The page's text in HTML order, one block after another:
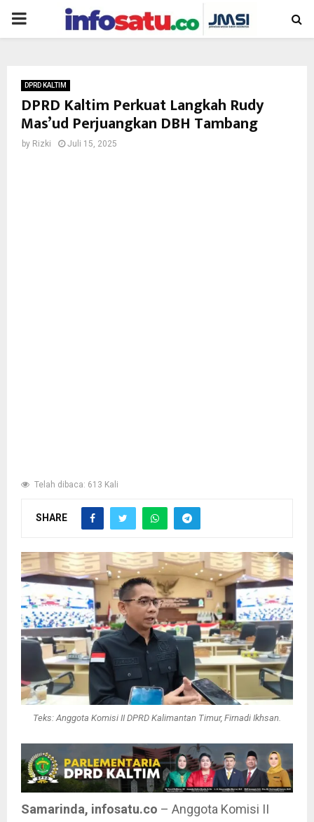
PRIMARY
DPRD KALTIM
DPRD Kaltim Perkuat Langkah Rudy
Mas’ud Perjuangkan DBH Tambang
by Rizki Juli 15, 2025
Telah dibaca: 613 Kali
SHARE
Teks: Anggota Komisi II DPRD Kalimantan Timur, Firnadi Ikhsan.
Samarinda, infosatu.co – Anggota Komisi II